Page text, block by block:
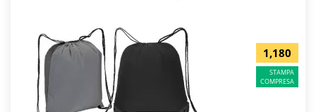
1,180
STAMPA
COMPRESA